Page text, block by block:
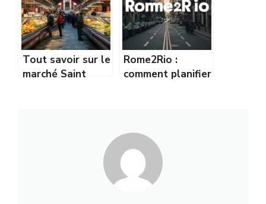
Tout savoir sur le
marché Saint
Rome2Rio :
comment planifier